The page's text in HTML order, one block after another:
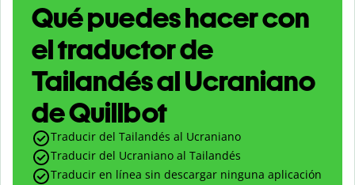
Qué puedes hacer con
el traductor de
Tailandés al Ucraniano
de Quillbot
Traducir del Tailandés al Ucraniano
Traducir del Ucraniano al Tailandés
Traducir en línea sin descargar ninguna aplicación